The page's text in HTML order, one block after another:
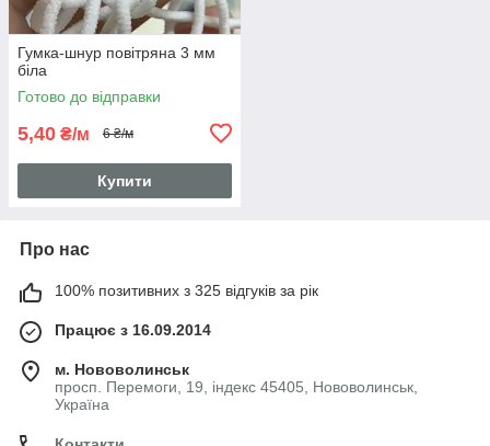
Гумка-шнур повітряна 3 мм
біла
Готово до відправки
5,40 ₴/м 6 ₴/м
Купити
Про нас
100% позитивних з 325 відгуків за рік
Працює з 16.09.2014
м. Нововолинськ
просп. Перемоги, 19, індекс 45405, Нововолинськ,
Україна